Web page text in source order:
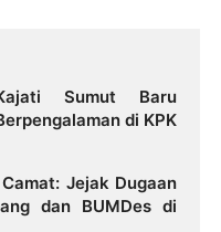
Sumut Baru
di KPK
Jejak Dugaan
dan BUMDes di